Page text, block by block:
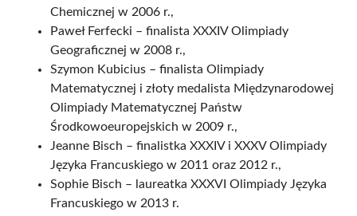
Chemicznej w 2006 r.,
Paweł Ferfecki – finalista XXXIV Olimpiady
Geograficznej w 2008 r.,
Szymon Kubicius – finalista Olimpiady
Matematycznej i złoty medalista Międzynarodowej
Olimpiady Matematycznej Państw
Środkowoeuropejskich w 2009 r.,
Jeanne Bisch – finalistka XXXIV i XXXV Olimpiady
Języka Francuskiego w 2011 oraz 2012 r.,
Sophie Bisch – laureatka XXXVI Olimpiady Języka
Francuskiego w 2013 r.